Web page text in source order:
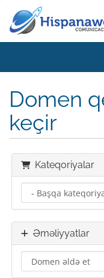
Domen
keçir
Kateqoriyalar
Əməliyyatlar